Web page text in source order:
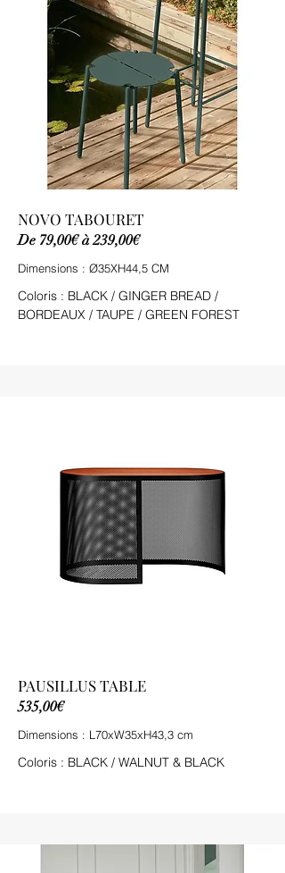
NOVO TABOURET
De 79,00€ à 239,00€
Dimensions : Ø35XH44,5 CM
Coloris : BLACK / GINGER BREAD /
BORDEAUX / TAUPE / GREEN FOREST
PAUSILLUS TABLE
535,00€
Dimensions : L70xW35xH43,3 cm
Coloris : BLACK / WALNUT & BLACK